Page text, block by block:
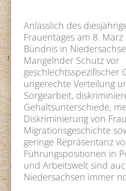
Anlässlich des
Frauentages am 8.
Bündnis in
Mangelnder Schutz vor
geschlechtsspezifischer
ungerechte Verteilung
Sorgearbeit,
Gehaltsunterschiede,
Diskriminierung von
Migrationsgeschichte
geringe Repräsentanz
Führungspositionen in
und Arbeitswelt sind
Niedersachsen immer